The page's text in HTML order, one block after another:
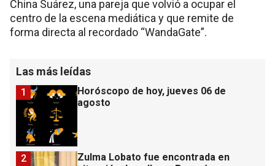
China Suárez, una pareja que volvió a ocupar el
centro de la escena mediática y que remite de
forma directa al recordado “WandaGate”.
Las más leídas
Horóscopo de hoy, jueves 06 de
agosto
1
Zulma Lobato fue encontrada en
2